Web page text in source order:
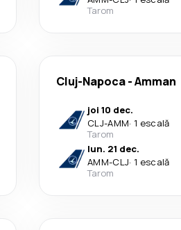
Tarom
Cluj-Napoca-Amman
joi 10 dec.
CLJ-AMM· 1 escală
Tarom
lun. 21 dec.
AMM-CLJ· 1 escală
Tarom